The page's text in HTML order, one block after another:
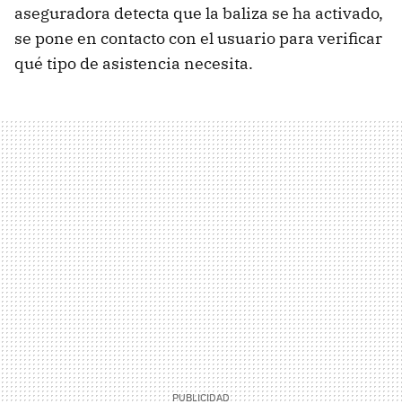
aseguradora detecta que la baliza se ha activado,
se pone en contacto con el usuario para verificar
qué tipo de asistencia necesita.